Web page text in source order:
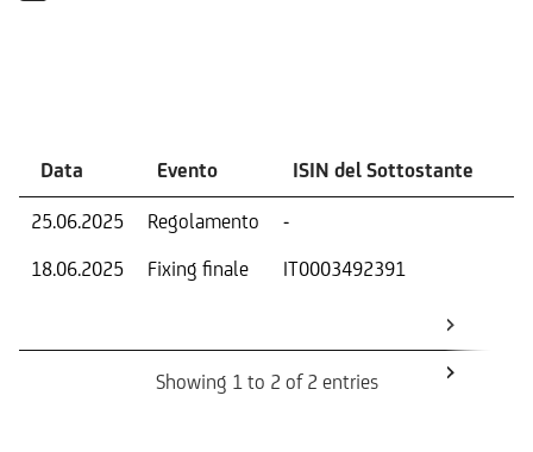
Data Evento ISIN del Sottostante
25.06.2025 Regolamento -
18.06.2025
Fixing finale IT0003492391
Showing 1 to 2 of 2 entries